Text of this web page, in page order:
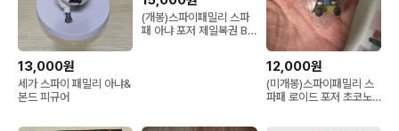
13,000원
세가 스파이 패밀리 아냐&
본드 피규어
(개봉)스파이패밀리 스파
패 아냐 포저 제일복권 B
12,000원
(미개봉)스파이패밀리 스
파패 로이드 포저 초코노